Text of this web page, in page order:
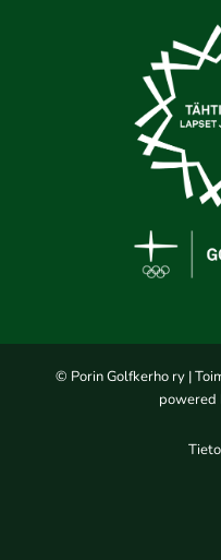
© Porin Golfkerho ry |
powered